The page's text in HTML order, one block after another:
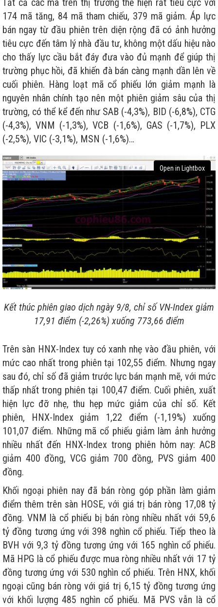
174 mã tăng, 84 mã tham chiếu, 379 mã giảm. Áp lực
bán ngay từ đầu phiên trên diện rộng đã có ảnh hưởng
tiêu cực đến tâm lý nhà đầu tư, không một dấu hiệu nào
cho thấy lực cầu bắt đáy đưa vào đủ mạnh để giúp thị
trường phục hồi, đã khiến đà bán càng mạnh dần lên về
cuối phiên. Hàng loạt mã cổ phiếu lớn giảm mạnh là
nguyên nhân chính tạo nên một phiên giảm sâu của thị
trường, có thể kể đến như SAB (-4,3%), BID (-6,8%), CTG
(-4,3%), VNM (-1,3%), VCB (-1,6%), GAS (-1,7%), PLX
(-2,5%), VIC (-3,1%), MSN (-1,6%)…
Open in Lightbox
Kết thúc phiên giao dịch ngày 9/8, chỉ số VN-Index giảm
17,91 điểm (-2,26%) xuống 773,66 điểm
Trên sàn HNX-Index tuy có xanh nhẹ vào đầu phiên, với
mức cao nhất trong phiên tại 102,55 điểm. Nhưng ngay
sau đó, chỉ số đã giảm trước lực bán mạnh mẽ, với mức
thấp nhất trong phiên tại 100,47 điểm. Cuối phiên, xuất
hiện lực đỡ nhẹ, thu hẹp mức giảm của chỉ số. Kết
phiên, HNX-Index giảm 1,22 điểm (-1,19%) xuống
101,07 điểm. Những mã cổ phiếu giảm làm ảnh hưởng
nhiều nhất đến HNX-Index trong phiên hôm nay: ACB
giảm 400 đồng, VCG giảm 700 đồng, PVS giảm 400
đồng.
Khối ngoại phiên nay đã bán ròng góp phần làm giảm
điểm thêm trên sàn HOSE, với giá trị bán ròng 17,08 tỷ
đồng. VNM là cổ phiếu bị bán ròng nhiều nhất với 59,6
tỷ đồng tương ứng với 398 nghìn cổ phiếu. Tiếp theo là
BVH với 9,3 tỷ đồng tương ứng với 165 nghìn cổ phiếu.
Mã HPG là cổ phiếu được mua ròng nhiều nhất với 17 tỷ
đồng tương ứng với 530 nghìn cổ phiếu. Trên HNX, khối
ngoại cũng bán ròng với giá trị 6,15 tỷ đồng tương ứng
với khối lượng 485 nghìn cổ phiếu. Mã PVS vẫn là cổ